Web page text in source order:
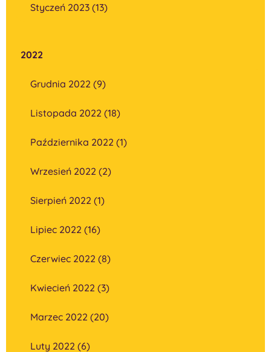
Styczeń 2023 (13)
2022
Grudnia 2022 (9)
Listopada 2022 (18)
Października 2022 (1)
Wrzesień 2022 (2)
Sierpień 2022 (1)
Lipiec 2022 (16)
Czerwiec 2022 (8)
Kwiecień 2022 (3)
Marzec 2022 (20)
Luty 2022 (6)